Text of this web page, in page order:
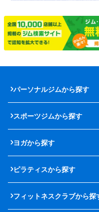
パーソナルジムから探す
スポーツジムから探す
ヨガから探す
ピラティスから探す
フィットネスクラブから探